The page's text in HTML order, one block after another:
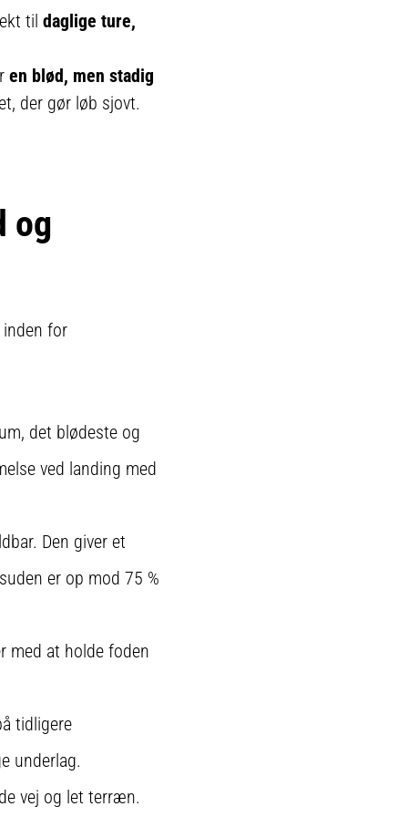
til daglige ture,
en blød, men stadig
der gør løb sjovt.
og
for
det blødeste og
ved landing med
Den giver et
er op mod 75 %
med at holde foden
tidligere
underlag.
vej og let terræn.